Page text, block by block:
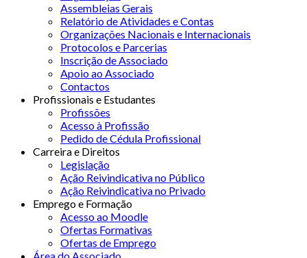
Assembleias Gerais
Relatório de Atividades e Contas
Organizações Nacionais e Internacionais
Protocolos e Parcerias
Inscrição de Associado
Apoio ao Associado
Contactos
Profissionais e Estudantes
Profissões
Acesso à Profissão
Pedido de Cédula Profissional
Carreira e Direitos
Legislação
Ação Reivindicativa no Público
Ação Reivindicativa no Privado
Emprego e Formação
Acesso ao Moodle
Ofertas Formativas
Ofertas de Emprego
Área do Associado